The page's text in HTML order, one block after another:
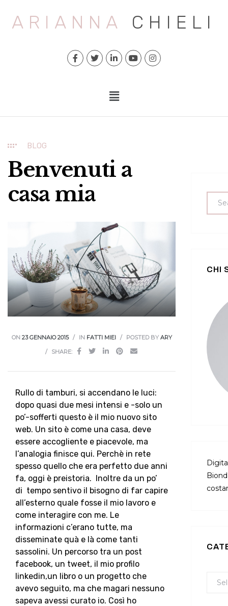
ARIANNA CHIELI
BLOG
Benvenuti a
casa mia
ON 23 GENNAIO 2015 IN FATTI MIEI POSTED BY ARY
SHARE:
Rullo di tamburi, si accendano le luci:
dopo quasi due mesi intensi e -solo un
po’-sofferti questo è il mio nuovo sito
web. Un sito è come una casa, deve
essere accogliente e piacevole, ma
l’analogia finisce qui. Perchè in rete
spesso quello che era perfetto due anni
fa, oggi è preistoria. Inoltre da un po’
di tempo sentivo il bisogno di far capire
all’esterno quale fosse il mio lavoro e
come interagire con me. Le
informazioni c’erano tutte, ma
disseminate quà e là come tanti
sassolini. Un percorso tra un post
facebook, un tweet, il mio profilo
linkedin,un libro o un progetto che
avevo seguito, ma che magari nessuno
sapeva avessi curato io. Così ho
CHI